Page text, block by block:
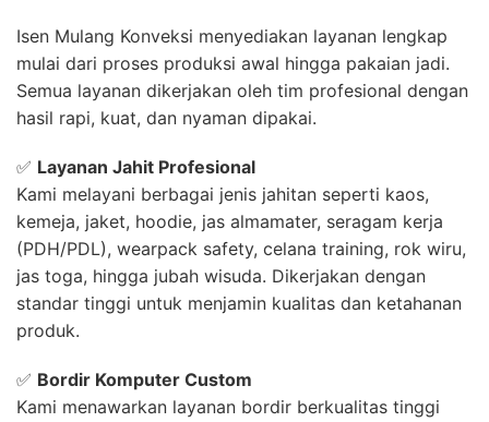
Isen Mulang Konveksi menyediakan layanan lengkap
mulai dari proses produksi awal hingga pakaian jadi.
Semua layanan dikerjakan oleh tim profesional dengan
hasil rapi, kuat, dan nyaman dipakai.
✅ Layanan Jahit Profesional
Kami melayani berbagai jenis jahitan seperti kaos,
kemeja, jaket, hoodie, jas almamater, seragam kerja
(PDH/PDL), wearpack safety, celana training, rok wiru,
jas toga, hingga jubah wisuda. Dikerjakan dengan
standar tinggi untuk menjamin kualitas dan ketahanan
produk.
✅ Bordir Komputer Custom
Kami menawarkan layanan bordir berkualitas tinggi